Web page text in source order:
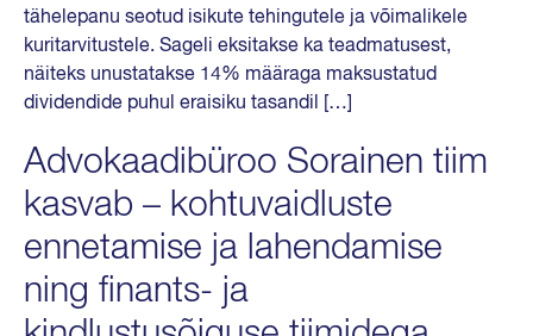
tähelepanu seotud isikute tehingutele ja võimalikele
kuritarvitustele. Sageli eksitakse ka teadmatusest,
näiteks unustatakse 14% määraga maksustatud
dividendide puhul eraisiku tasandil […]
Advokaadibüroo Sorainen tiim
kasvab – kohtuvaidluste
ennetamise ja lahendamise
ning finants- ja